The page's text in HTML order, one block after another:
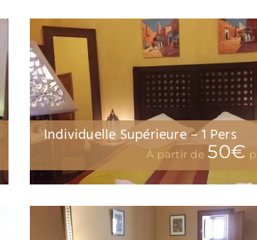
Individuelle Supérieure – 1 Pers
À partir de50€par nuit